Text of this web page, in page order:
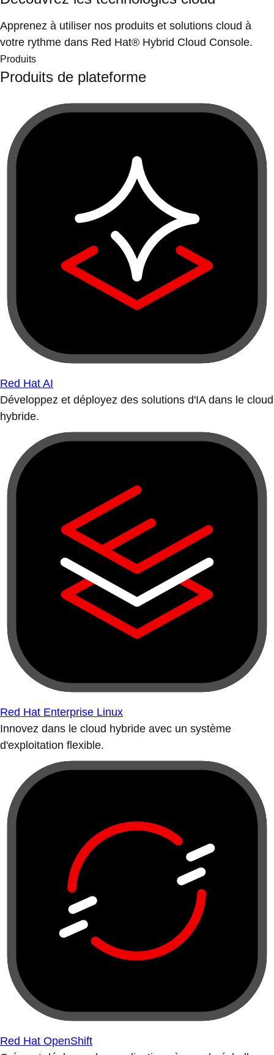
Apprenez à utiliser nos produits et solutions cloud à
votre rythme dans Red Hat® Hybrid Cloud Console.
Produits
Produits de plateforme
Red Hat AI
Développez et déployez des solutions d'IA dans le cloud
hybride.
Red Hat Enterprise Linux
Innovez dans le cloud hybride avec un système
d'exploitation flexible.
Red Hat OpenShift